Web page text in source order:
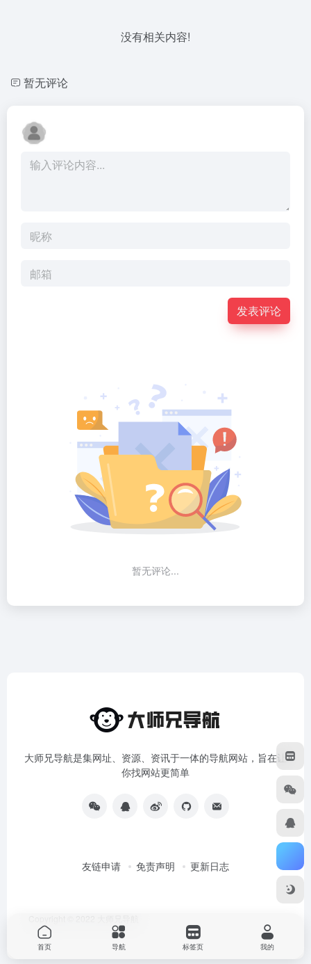
没有相关内容!
暂无评论
发表评论
暂无评论...
大师兄导航是集网址、资源、资讯于一体的导航网站，旨在让
你找网站更简单
友链申请 免责声明 更新日志
首页 导航 标签页 我的